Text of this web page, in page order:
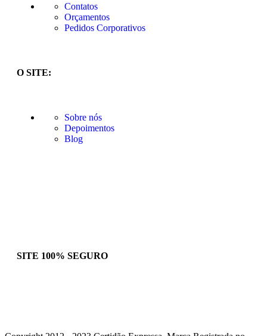
Contatos
Orçamentos
Pedidos Corporativos
O SITE:
Sobre nós
Depoimentos
Blog
SITE 100% SEGURO